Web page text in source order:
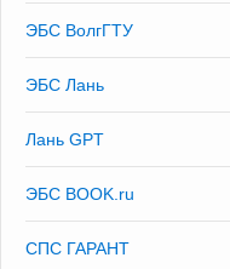
ЭБС ВолгГТУ
ЭБС Лань
Лань GPT
ЭБС BOOK.ru
СПС ГАРАНТ